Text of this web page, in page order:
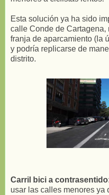
Esta solución ya ha sido
calle Conde de
franja de aparcamiento (la
y podría replicarse de
distrito.
Carril bici a
usar las calles menores ya